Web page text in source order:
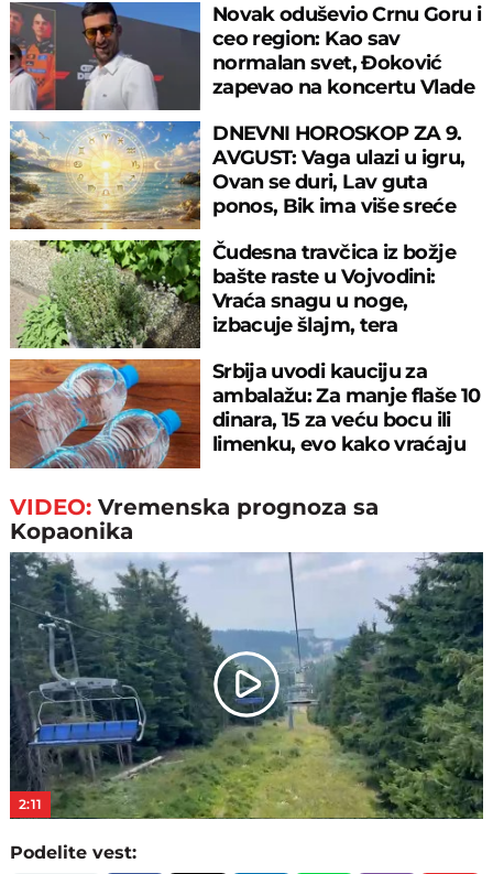
Novak oduševio Crnu Goru i
ceo region: Kao sav
normalan svet, Đoković
zapevao na koncertu Vlade
DNEVNI HOROSKOP ZA 9.
AVGUST: Vaga ulazi u igru,
Ovan se duri, Lav guta
ponos, Bik ima više sreće
Čudesna travčica iz božje
bašte raste u Vojvodini:
Vraća snagu u noge,
izbacuje šlajm, tera
Srbija uvodi kauciju za
ambalažu: Za manje flaše 10
dinara, 15 za veću bocu ili
limenku, evo kako vraćaju
VIDEO:Vremenska prognoza sa
Kopaonika
Play
Video
2:11
Podelite vest: